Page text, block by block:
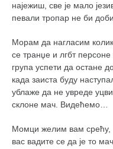
најежиш, све је мало
певали тропар не би
Морам да нагласим
се транџе и лгбт
група успети да остане
када заиста буду
ублаже да не увреде
склоне мач. Видећемо…
Момци желим вам срећу,
вас вадите се да је то